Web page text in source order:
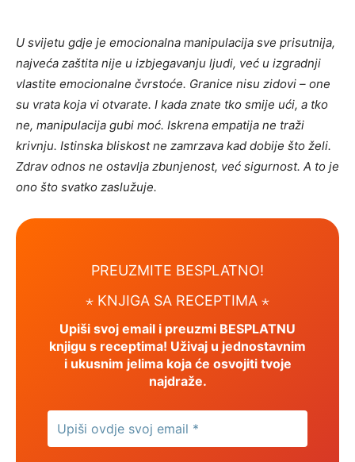
U svijetu gdje je emocionalna manipulacija sve prisutnija,
najveća zaštita nije u izbjegavanju ljudi, već u izgradnji
vlastite emocionalne čvrstoće. Granice nisu zidovi – one
su vrata koja vi otvarate. I kada znate tko smije ući, a tko
ne, manipulacija gubi moć. Iskrena empatija ne traži
krivnju. Istinska bliskost ne zamrzava kad dobije što želi.
Zdrav odnos ne ostavlja zbunjenost, već sigurnost. A to je
ono što svatko zaslužuje.
PREUZMITE BESPLATNO!
⋆ KNJIGA SA RECEPTIMA ⋆
Upiši svoj email i preuzmi BESPLATNU
knjigu s receptima! Uživaj u jednostavnim
i ukusnim jelima koja će osvojiti tvoje
najdraže.